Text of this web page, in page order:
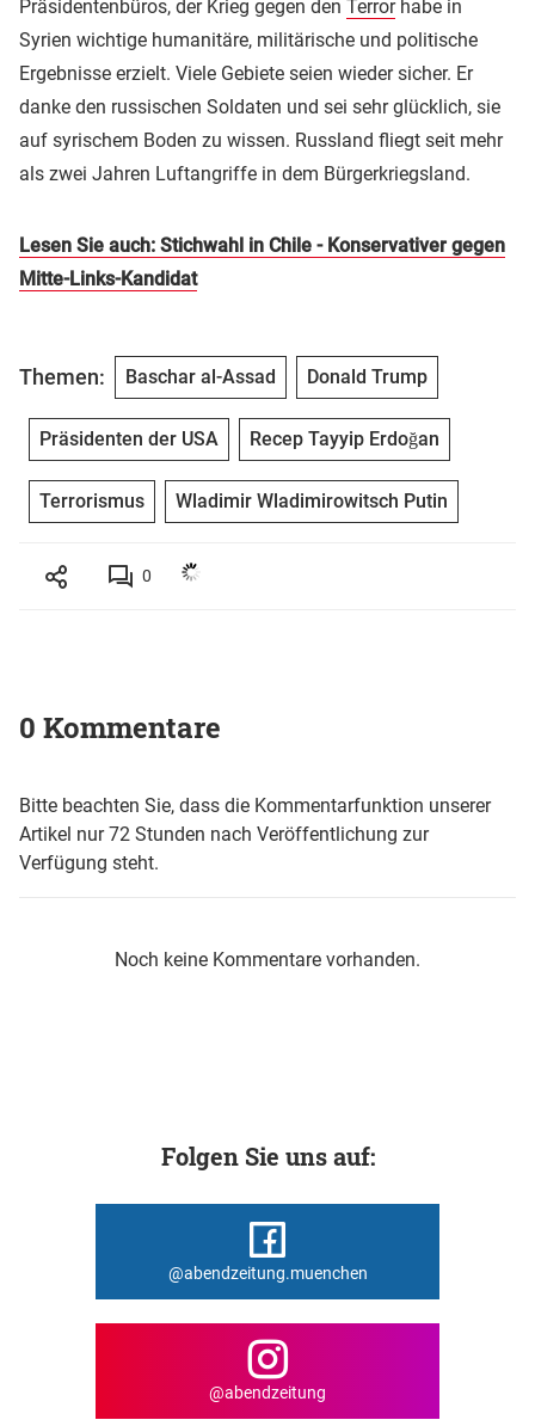
Präsidentenbüros, der Krieg gegen den Terrorhabe in
Syrien wichtige humanitäre, militärische und politische
Ergebnisse erzielt. Viele Gebiete seien wieder sicher. Er
danke den russischen Soldaten und sei sehr glücklich, sie
auf syrischem Boden zu wissen. Russland fliegt seit mehr
als zwei Jahren Luftangriffe in dem Bürgerkriegsland.
Lesen Sie auch: Stichwahl in Chile - Konservativer gegen
Mitte-Links-Kandidat
Themen: Baschar al-Assad Donald Trump
Präsidenten der USA Recep Tayyip Erdoğan
Terrorismus Wladimir Wladimirowitsch Putin
0
0 Kommentare
Bitte beachten Sie, dass die Kommentarfunktion unserer
Artikel nur 72 Stunden nach Veröffentlichung zur
Verfügung steht.
Noch keine Kommentare vorhanden.
Folgen Sie uns auf:
@abendzeitung.muenchen
@abendzeitung